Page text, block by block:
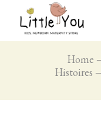
Home
Histoires